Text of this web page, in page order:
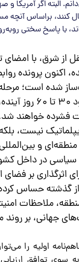
البته اگر آمریکا
کنند، بر‌اساس آنچه
با پاسخ سختی
از شرق، با امضای
اکنون پرونده
شده است؛
طرفین در بازه
فشرده خواهند
نیست،
و
در داخل
اثرگذاری بر فضای
گذشته حساس
ملاحظات
جهانی، بر روند
اولیه را